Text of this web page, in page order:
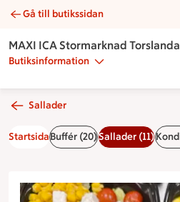
Pastasallad feta | Catering MAXI
Gå till butikssidan
MAXI ICA Stormarknad Torslanda
Butiksinformation
Sallader
StartsidaBuffér (20)Sallader (11)